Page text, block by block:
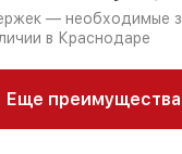
— необходимые
в Краснодаре
Еще преимущества